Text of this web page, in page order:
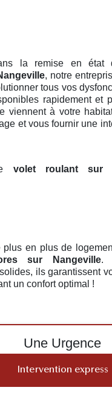
la remise en état
, notre
tous vos
rapidement et
viennent à votre
et vous fournir une
volet roulant sur
plus en plus de
sur Nangeville.
ils garantissent
un confort optimal !
Une Urgence
Intervention express